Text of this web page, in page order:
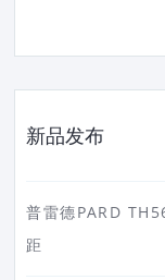
新品发布
普雷德PARD
距